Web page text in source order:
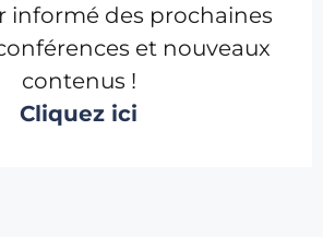
informé des prochaines
et nouveaux
contenus !
Cliquez ici